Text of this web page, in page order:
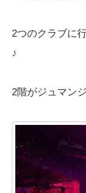
2つのクラブに
♪
2階がジュマン